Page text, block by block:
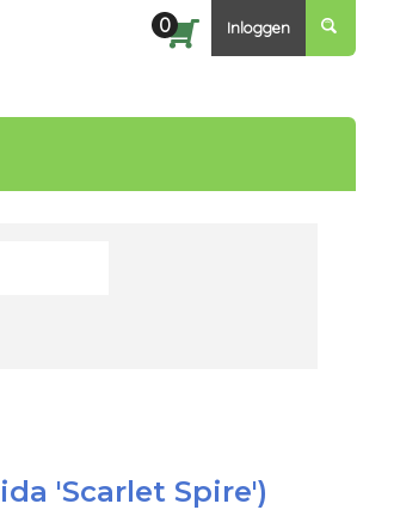
Aantal
0 Inloggen
'Scarlet Spire')